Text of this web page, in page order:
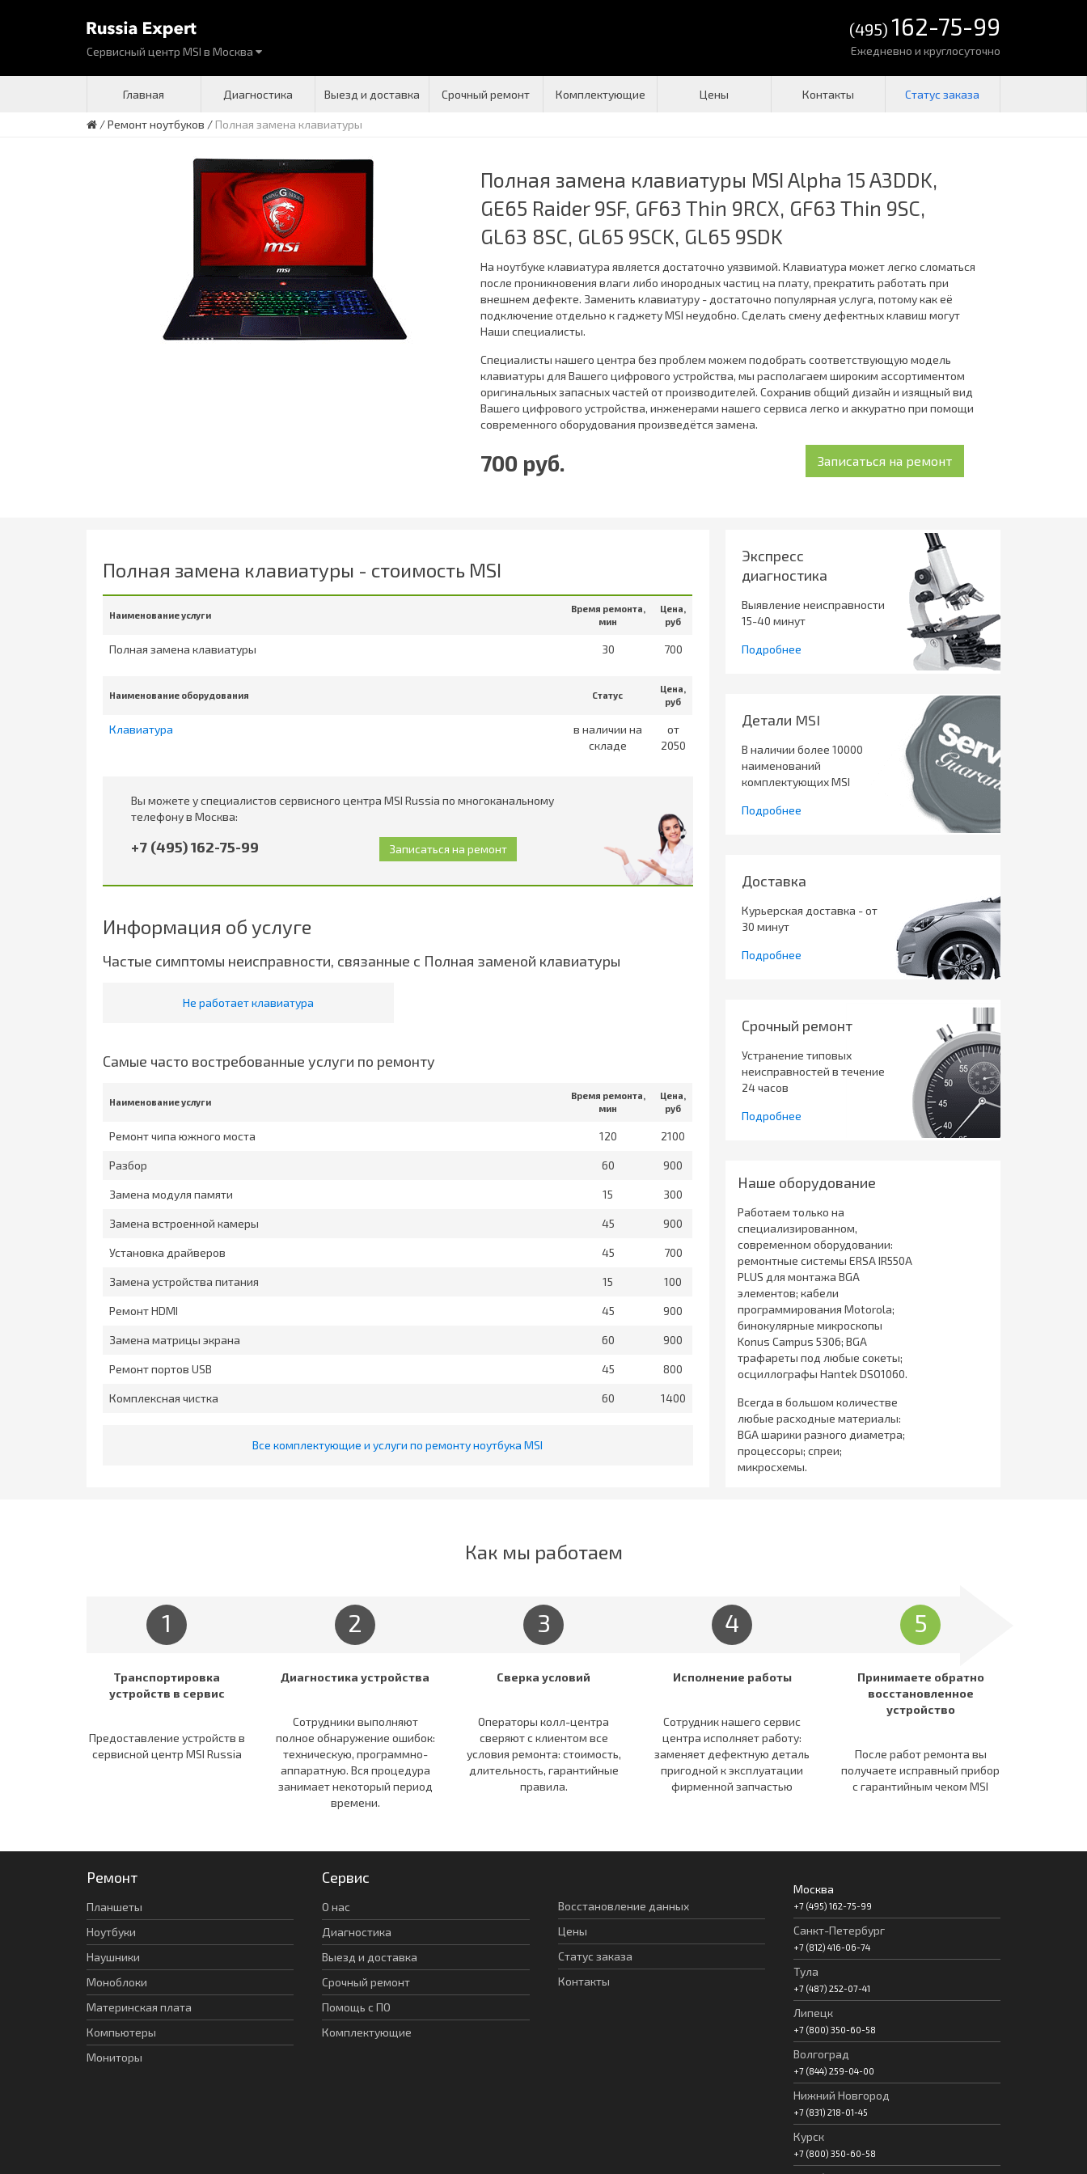
Сервисный центр MSI в Москва
(495) 162-75-99
Ежедневно и круглосуточно
Главная Диагностика Выезд и доставка Срочный ремонт Комплектующие Цены Контакты
/Ремонт ноутбуков / Полная замена клавиатуры
Полная замена клавиатуры MSI Alpha 15 A3DDK,
GE65 Raider 9SF, GF63 Thin 9RCX, GF63 Thin 9SC,
GL63 8SC, GL65 9SCK, GL65 9SDK
На ноутбуке клавиатура является достаточно уязвимой. Клавиатура может легко сломаться
после проникновения влаги либо инородных частиц на плату, прекратить работать при
внешнем дефекте. Заменить клавиатуру - достаточно популярная услуга, потому как её
подключение отдельно к гаджету MSI неудобно. Сделать смену дефектных клавиш могут
Наши специалисты.
Специалисты нашего центра без проблем можем подобрать соответствующую модель
клавиатуры для Вашего цифрового устройства, мы располагаем широким ассортиментом
оригинальных запасных частей от производителей. Сохранив общий дизайн и изящный вид
Вашего цифрового устройства, инженерами нашего сервиса легко и аккуратно при помощи
современного оборудования произведётся замена.
700 руб.
Полная замена клавиатуры - стоимость MSI
Наименование услуги
Время ремонта,
мин
Цена,
руб
Полная замена клавиатуры 30 700
Наименование оборудования Статус
Цена,
руб
Клавиатура
в наличии на
складе
от
2050
Вы можете у специалистов сервисного центра MSI Russia по многоканальному
телефону в Москва:
+7 (495) 162-75-99
Информация об услуге
Частые симптомы неисправности, связанные с Полная заменой клавиатуры
Не работает клавиатура
Самые часто востребованные услуги по ремонту
Наименование услуги
Время ремонта,
мин
Цена,
руб
Ремонт чипа южного моста 120 2100
Разбор 60 900
Замена модуля памяти 15 300
Замена встроенной камеры 45 900
Установка драйверов 45 700
Замена устройства питания 15 100
Ремонт HDMI 45 900
Замена матрицы экрана 60 900
Ремонт портов USB 45 800
Комплексная чистка 60 1400
Все комплектующие и услуги по ремонту ноутбука MSI
Экспресс
диагностика
Выявление неисправности
15-40 минут
Подробнее
Детали MSI
В наличии более 10000
наименований
комплектующих MSI
Подробнее
Доставка
Курьерская доставка - от
30 минут
Подробнее
Срочный ремонт
Устранение типовых
неисправностей в течение
24 часов
Подробнее
Наше оборудование
Работаем только на
специализированном,
современном оборудовании:
ремонтные системы ERSA IR550A
PLUS для монтажа BGA
элементов; кабели
программирования Motorola;
бинокулярные микроскопы
Konus Campus 5306; BGA
трафареты под любые сокеты;
осциллографы Hantek DSO1060.
Всегда в большом количестве
любые расходные материалы:
BGA шарики разного диаметра;
процессоры; спреи;
микросхемы.
Как мы работаем
1
Транспортировка
устройств в сервис
Предоставление устройств в
сервисной центр MSI Russia
2
Диагностика устройства
Сотрудники выполняют
полное обнаружение ошибок:
техническую, программно-
аппаратную. Вся процедура
занимает некоторый период
времени.
3
Сверка условий
Операторы колл-центра
сверяют c клиентом все
условия ремонта: стоимость,
длительность, гарантийные
правила.
4
Исполнение работы
Сотрудник нашего сервис
центра исполняет работу:
заменяет дефектную деталь
пригодной к эксплуатации
фирменной запчастью
5
Принимаете обратно
восстановленное
устройство
После работ ремонта вы
получаете исправный прибор
c гарантийным чеком MSI
Ремонт
Планшеты
Ноутбуки
Наушники
Моноблоки
Материнская плата
Компьютеры
Мониторы
Сервис
О нас
Диагностика
Выезд и доставка
Срочный ремонт
Помощь с ПО
Комплектующие
Восстановление данных
Цены
Статус заказа
Контакты
Москва
+7 (495) 162-75-99
Санкт-Петербург
+7 (812) 416-06-74
Тула
+7 (487) 252-07-41
Липецк
+7 (800) 350-60-58
Волгоград
+7 (844) 259-04-00
Нижний Новгород
+7 (831) 218-01-45
Курск
+7 (800) 350-60-58